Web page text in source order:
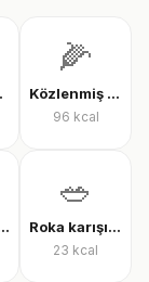
🌽
Közlenmiş mısır
96 kcal
ve biber salatası
🥗
Roka karışık yeşillik
23 kcal